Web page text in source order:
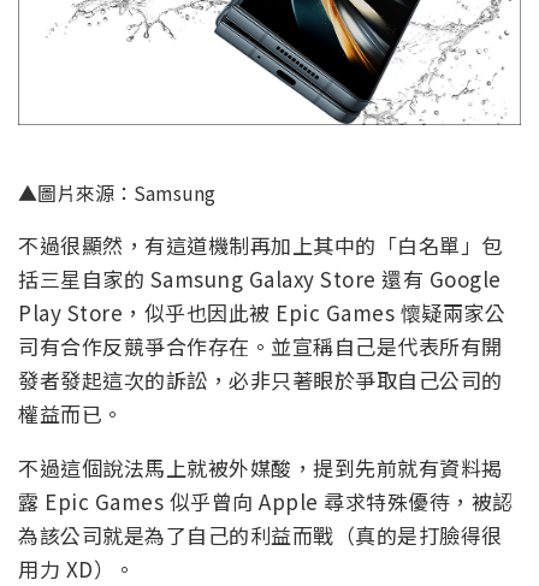
▲圖片來源：Samsung
不過很顯然，有這道機制再加上其中的「白名單」包
括三星自家的 Samsung Galaxy Store 還有 Google
Play Store，似乎也因此被 Epic Games 懷疑兩家公
司有合作反競爭合作存在。並宣稱自己是代表所有開
發者發起這次的訴訟，必非只著眼於爭取自己公司的
權益而已。
不過這個說法馬上就被外媒酸，提到先前就有資料揭
露 Epic Games 似乎曾向 Apple 尋求特殊優待，被認
為該公司就是為了自己的利益而戰（真的是打臉得很
用力 XD）。